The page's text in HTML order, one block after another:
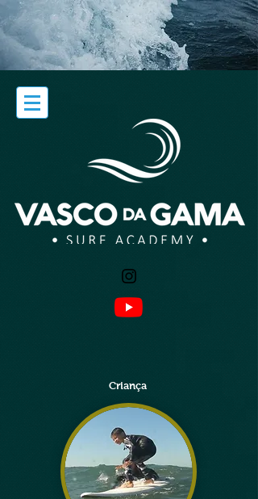
Criança